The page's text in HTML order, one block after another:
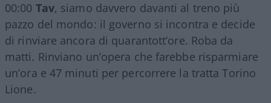
00:00 Tav, siamo davvero davanti al treno più
pazzo del mondo: il governo si incontra e decide
di rinviare ancora di quarantott’ore. Roba da
matti. Rinviano un’opera che farebbe risparmiare
un’ora e 47 minuti per percorrere la tratta Torino
Lione.